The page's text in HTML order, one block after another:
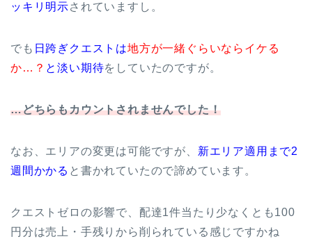
ッキリ明示されていますし。
でも 日跨ぎクエストは地方が一緒ぐらいならイケる
か…？ と淡い期待をしていたのですが。
…どちらもカウントされませんでした！
なお、エリアの変更は可能ですが、 新エリア適用まで2
週間かかる と書かれていたので諦めています。
クエストゼロの影響で、配達1件当たり少なくとも100
円分は売上・手残りから削られている感じですかね